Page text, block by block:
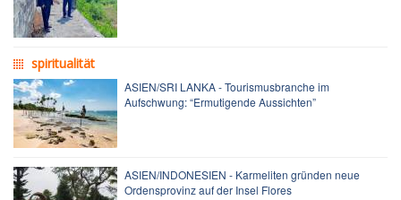
spiritualität
ASIEN/SRI LANKA - Tourismusbranche im
Aufschwung: “Ermutigende Aussichten”
ASIEN/INDONESIEN - Karmeliten gründen neue
Ordensprovinz auf der Insel Flores